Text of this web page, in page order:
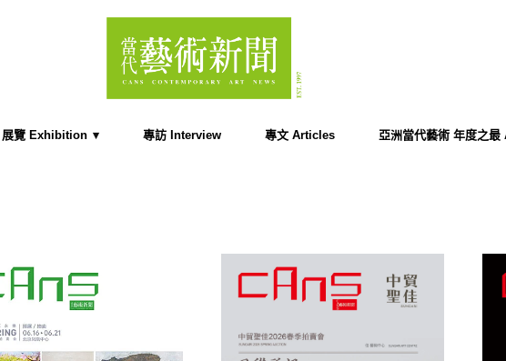
展覽 Exhibition 專訪 Interview 專文 Articles 亞洲當代藝術 年度之